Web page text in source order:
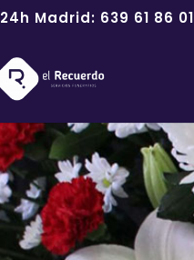
24h Madrid: 639 61 86 01